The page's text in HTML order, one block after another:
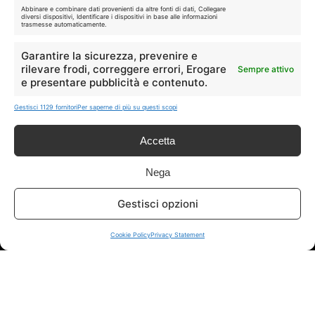
Abbinare e combinare dati provenienti da altre fonti di dati, Collegare
diversi dispositivi, Identificare i dispositivi in base alle informazioni
trasmesse automaticamente.
Garantire la sicurezza, prevenire e
rilevare frodi, correggere errori, Erogare
e presentare pubblicità e contenuto.
Sempre attivo
Gestisci 1129 fornitoriPer saperne di più su questi scopi
Accetta
Nega
Gestisci opzioni
Cookie PolicyPrivacy Statement
I marchi citati appartengono ai rispettivi proprietari. Le offerte
segnalate possono subire variazioni: verifica sempre le condizioni
sui siti ufficiali.
Info